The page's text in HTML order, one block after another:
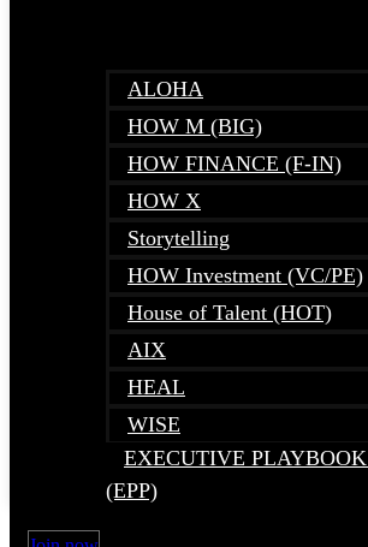
ALOHA
HOW M (BIG)
HOW FINANCE (F-IN)
HOW X
Storytelling
HOW Investment (VC/PE)
House of Talent (HOT)
AIX
HEAL
WISE
EXECUTIVE
(EPP)